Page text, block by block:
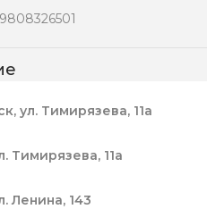
9808326501
ул. Тимирязева, 11а
Тимирязева, 11а
Ленина, 143